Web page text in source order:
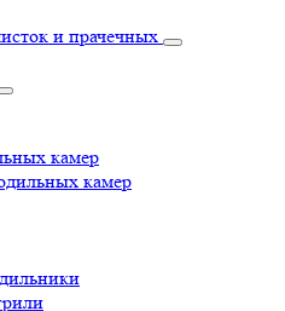
и прачечных
камер
камер